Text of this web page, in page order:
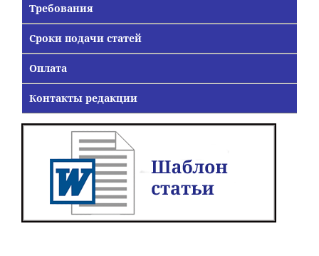
Требования
Сроки подачи статей
Оплата
Контакты редакции